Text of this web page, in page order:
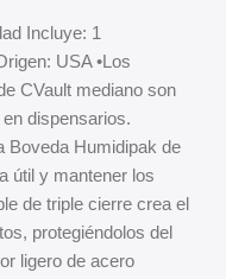
Incluye: 1
USA •Los
CVault mediano son
dispensarios.
Boveda Humidipak de
útil y mantener los
de triple cierre crea el
protegiéndolos del
ligero de acero